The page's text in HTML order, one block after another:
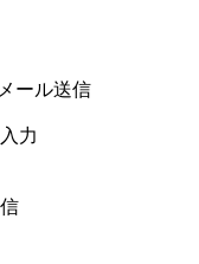
ール送信
力